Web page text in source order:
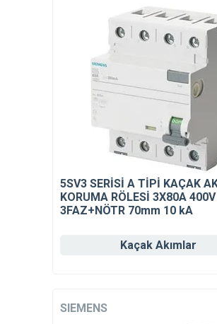
5SV3 SERİSİ A TİPİ KAÇAK
KORUMA RÖLESİ 3X80A
3FAZ+NÖTR 70mm 10 kA
Kaçak Akımlar
SIEMENS